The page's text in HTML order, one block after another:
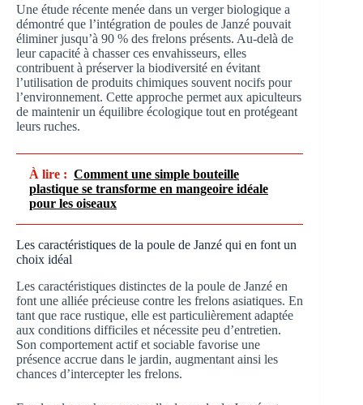
Une étude récente menée dans un verger biologique a
démontré que l’intégration de poules de Janzé pouvait
éliminer jusqu’à 90 % des frelons présents. Au-delà de
leur capacité à chasser ces envahisseurs, elles
contribuent à préserver la biodiversité en évitant
l’utilisation de produits chimiques souvent nocifs pour
l’environnement. Cette approche permet aux apiculteurs
de maintenir un équilibre écologique tout en protégeant
leurs ruches.
À lire : Comment une simple bouteille
plastique se transforme en mangeoire idéale
pour les oiseaux
Les caractéristiques de la poule de Janzé qui en font un
choix idéal
Les caractéristiques distinctes de la poule de Janzé en
font une alliée précieuse contre les frelons asiatiques. En
tant que race rustique, elle est particulièrement adaptée
aux conditions difficiles et nécessite peu d’entretien.
Son comportement actif et sociable favorise une
présence accrue dans le jardin, augmentant ainsi les
chances d’intercepter les frelons.